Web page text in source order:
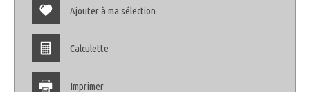
Bar
Ajouter à ma sélection
Calculette
Imprimer